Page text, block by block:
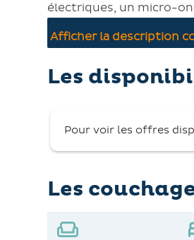
électriques, un micro-
est. La remise des clés
Important : Une caution
ménage
Afficher la description
Les
Pour voir les offres
Les